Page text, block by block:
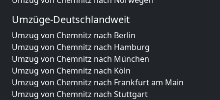
Umzüge-Deutschlandweit
Umzug von Chemnitz nach Berlin
Umzug von Chemnitz nach Hamburg
Umzug von Chemnitz nach München
Umzug von Chemnitz nach Köln
Umzug von Chemnitz nach Frankfurt am Main
Umzug von Chemnitz nach Stuttgart